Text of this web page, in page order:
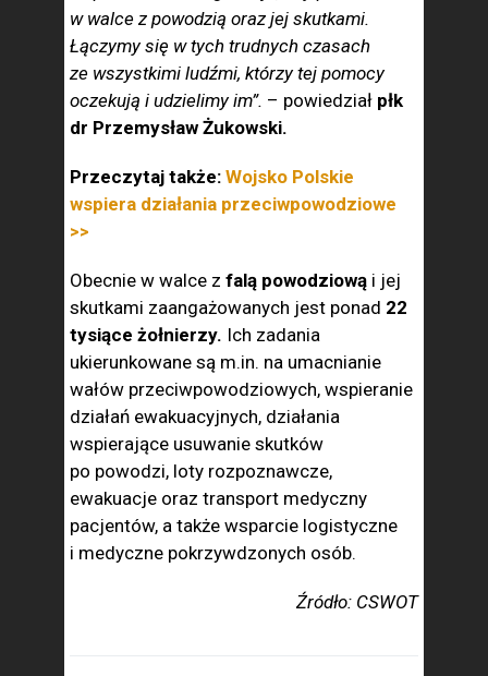
w walce z powodzią oraz jej skutkami.
Łączymy się w tych trudnych czasach
ze wszystkimi ludźmi, którzy tej pomocy
oczekują i udzielimy im”. – powiedział płk
dr Przemysław Żukowski.
Przeczytaj także: Wojsko Polskie
wspiera działania przeciwpowodziowe
>>
Obecnie w walce z falą powodziową i jej
skutkami zaangażowanych jest ponad 22
tysiące żołnierzy. Ich zadania
ukierunkowane są m.in. na umacnianie
wałów przeciwpowodziowych, wspieranie
działań ewakuacyjnych, działania
wspierające usuwanie skutków
po powodzi, loty rozpoznawcze,
ewakuacje oraz transport medyczny
pacjentów, a także wsparcie logistyczne
i medyczne pokrzywdzonych osób.
Źródło: CSWOT